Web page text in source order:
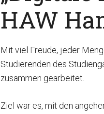
HAW
Mit viel Freude, jeder
Studierenden des
zusammen gearbeitet.
Ziel war es, mit den